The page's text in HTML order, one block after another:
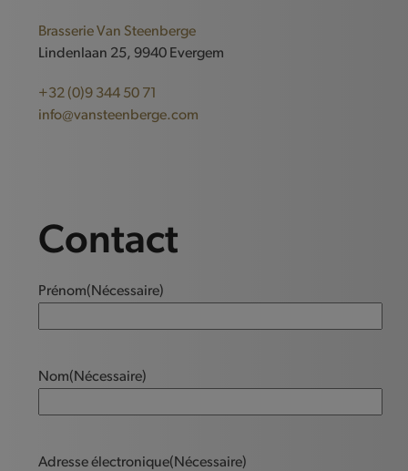
Brasserie Van Steenberge
Lindenlaan 25, 9940 Evergem
+32 (0)9 344 50 71
info@vansteenberge.com
Contact
Prénom(Nécessaire)
Nom(Nécessaire)
Adresse électronique(Nécessaire)